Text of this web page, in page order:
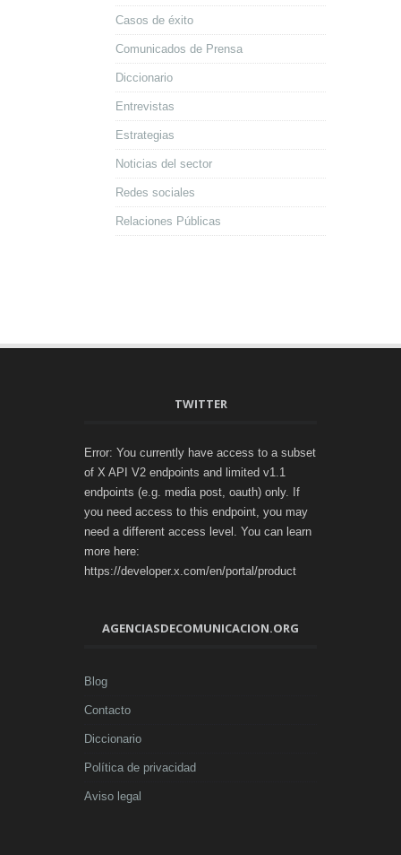
Casos de éxito
Comunicados de Prensa
Diccionario
Entrevistas
Estrategias
Noticias del sector
Redes sociales
Relaciones Públicas
TWITTER
Error: You currently have access to a subset
of X API V2 endpoints and limited v1.1
endpoints (e.g. media post, oauth) only. If
you need access to this endpoint, you may
need a different access level. You can learn
more here:
https://developer.x.com/en/portal/product
AGENCIASDECOMUNICACION.ORG
Blog
Contacto
Diccionario
Política de privacidad
Aviso legal